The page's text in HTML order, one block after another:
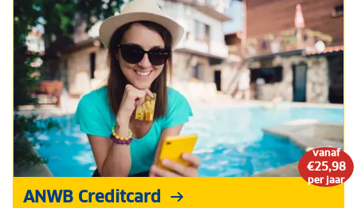
vanaf
€25,98
per jaar
ANWB Creditcard